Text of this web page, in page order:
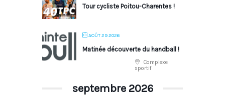
Tour cycliste Poitou-Charentes !
AOÛT 29 2026
Matinée découverte du handball !
Complexe
sportif
septembre 2026